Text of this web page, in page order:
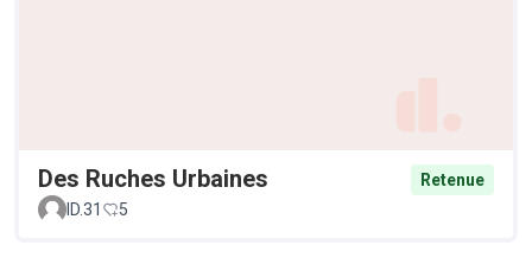
Des Ruches Urbaines
Retenue
ID.31
5